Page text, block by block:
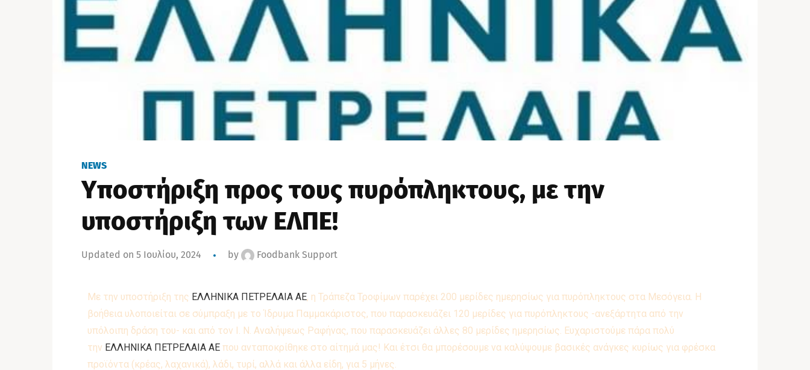
NEWS
Υποστήριξη προς τους πυρόπληκτους, με την
υποστήριξη των ΕΛΠΕ!
Updated on 5 Ιουλίου, 2024 by Foodbank Support
Με την υποστήριξη της ΕΛΛΗΝΙΚΑ ΠΕΤΡΕΛΑΙΑ ΑΕ, η Τράπεζα Τροφίμων παρέχει 200 μερίδες ημερησίως για πυρόπληκτους στα Μεσόγεια. Η
βοήθεια υλοποιείται σε σύμπραξη με το Ίδρυμα Παμμακάριστος, που παρασκευάζει 120 μερίδες για πυρόπληκτους -ανεξάρτητα από την
υπόλοιπη δράση του- και από τον Ι. Ν. Αναλήψεως Ραφήνας, που παρασκευάζει άλλες 80 μερίδες ημερησίως. Ευχαριστούμε πάρα πολύ
την ΕΛΛΗΝΙΚΑ ΠΕΤΡΕΛΑΙΑ ΑΕ που ανταποκρίθηκε στο αίτημά μας! Και έτσι θα μπορέσουμε να καλύψουμε βασικές ανάγκες κυρίως για φρέσκα
προϊόντα (κρέας, λαχανικά), λάδι, τυρί, αλλά και άλλα είδη, για 5 μήνες.